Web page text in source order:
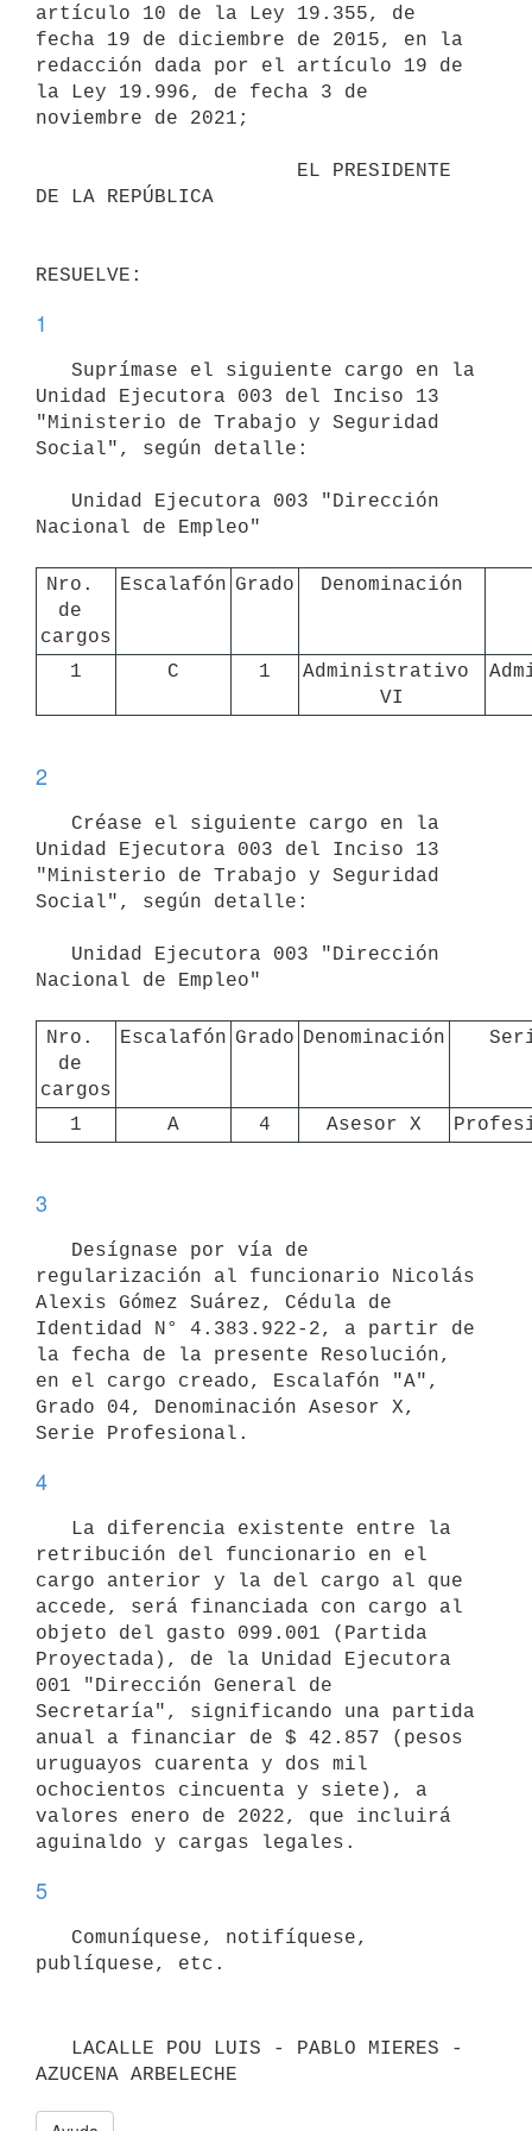
artículo 10 de la Ley 19.355, de
fecha 19 de diciembre de 2015, en la
redacción dada por el artículo 19 de
la Ley 19.996, de fecha 3 de
noviembre de 2021;
DE LA REPÚBLICA
1
Unidad Ejecutora 003 del Inciso 13
"Ministerio de Trabajo y Seguridad
Social", según detalle:
Nacional de Empleo"
Nro.
de
cargos
Escalafón Grado Denominación
1 C 1
Administrativo
VI
2
Unidad Ejecutora 003 del Inciso 13
"Ministerio de Trabajo y Seguridad
Social", según detalle:
Nacional de Empleo"
Nro.
de
cargos
Escalafón Grado Denominación
1 A 4 Asesor X
3
regularización al funcionario Nicolás
Alexis Gómez Suárez, Cédula de
Identidad N° 4.383.922-2, a partir de
la fecha de la presente Resolución,
en el cargo creado, Escalafón "A",
Grado 04, Denominación Asesor X,
4
retribución del funcionario en el
cargo anterior y la del cargo al que
accede, será financiada con cargo al
objeto del gasto 099.001 (Partida
Proyectada), de la Unidad Ejecutora
001 "Dirección General de
Secretaría", significando una partida
anual a financiar de $ 42.857 (pesos
uruguayos cuarenta y dos mil
ochocientos cincuenta y siete), a
valores enero de 2022, que incluirá
5
AZUCENA ARBELECHE